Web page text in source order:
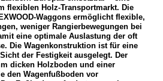
flexiblen Holz-Transportmarkt. Die
Waggons ermöglicht flexible,
weniger Rangierbewegungen bei
eine optimale Auslastung der oft
Die Wagenkonstruktion ist für eine
der Festigkeit ausgelegt. Der
dicken Holzboden und einer
den Wagenfußboden vor